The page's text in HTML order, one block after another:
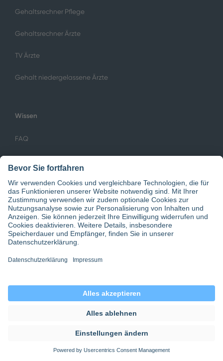
Gehaltsrechner Pflege
Gehaltsrechner Ärzte
TV Ärzte
Gehalt niedergelassene Ärzte
Wissen
FAQ
Podcast
Whitepaper
Medizin-Fachrichtungen
Gesundheits- und Heilberufe
Folgen Sie uns
Von Arbeitnehmenden empfohlen